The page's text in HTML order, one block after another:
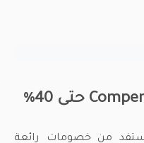
من خصومات رائعة